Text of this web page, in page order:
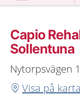
Capio
Sollentuna
Nytorpsvägen
Visa på karta